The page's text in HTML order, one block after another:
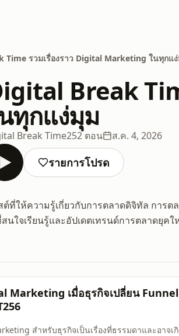
Time รวมเรื่องราว Digital Marketing ในทุกแ
Break
ทุกแง่มุม
Break Time252 ตอน ส.ค. 4, 2026
รายการโปรด
ที่ให้ความรู้เกี่ยวกับการตลาดดิจิทัล การ
นใจเรียนรู้และอัปเดตเทรนด์การตลาดยุคใ
Marketing เมื่อธุรกิจเปลี่ยน
สำหรับธุรกิจเป็นเรื่องที่ธรรมดาและอาจ